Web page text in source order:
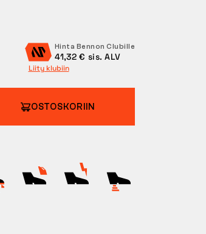
Hinta Bennon Clubille
41,32 € sis. ALV
Liity klubiin
OSTOSKORIIN